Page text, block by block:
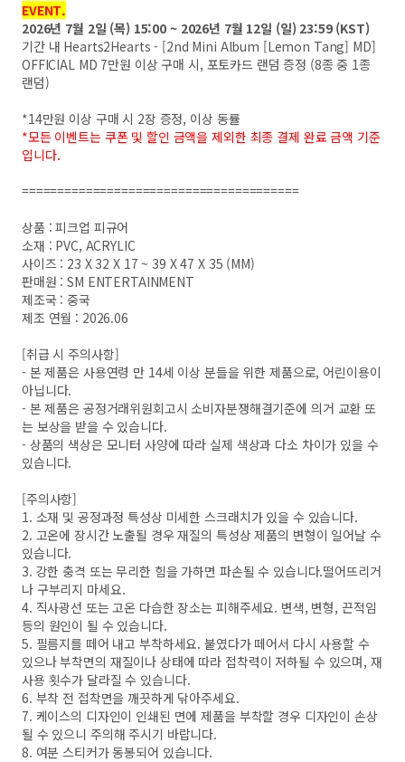
EVENT.
2026년 7월 2일 (목) 15:00 ~ 2026년 7월 12일 (일) 23:59 (KST)
기간 내 Hearts2Hearts - [2nd Mini Album [Lemon Tang] MD]
OFFICIAL MD 7만원 이상 구매 시, 포토카드 랜덤 증정 (8종 중 1종
랜덤)
*14만원 이상 구매 시 2장 증정, 이상 동률
*모든 이벤트는 쿠폰 및 할인 금액을 제외한 최종 결제 완료 금액 기준
입니다.
=======================================
상품 : 피크업 피규어
소재 : PVC, ACRYLIC
사이즈 : 23 X 32 X 17 ~ 39 X 47 X 35 (MM)
판매원 : SM ENTERTAINMENT
제조국 : 중국
제조 연월 : 2026.06
[취급 시 주의사항]
- 본 제품은 사용연령 만 14세 이상 분들을 위한 제품으로, 어린이용이
아닙니다.
- 본 제품은 공정거래위원회고시 소비자분쟁해결기준에 의거 교환 또
는 보상을 받을 수 있습니다.
- 상품의 색상은 모니터 사양에 따라 실제 색상과 다소 차이가 있을 수
있습니다.
[주의사항]
1. 소재 및 공정과정 특성상 미세한 스크래치가 있을 수 있습니다.
2. 고온에 장시간 노출될 경우 재질의 특성상 제품의 변형이 일어날 수
있습니다.
3. 강한 충격 또는 무리한 힘을 가하면 파손될 수 있습니다.떨어뜨리거
나 구부리지 마세요.
4. 직사광선 또는 고온 다습한 장소는 피해주세요. 변색, 변형, 끈적임
등의 원인이 될 수 있습니다.
5. 필름지를 떼어 내고 부착하세요. 붙였다가 떼어서 다시 사용할 수
있으나 부착면의 재질이나 상태에 따라 접착력이 저하될 수 있으며, 재
사용 횟수가 달라질 수 있습니다.
6. 부착 전 접착면을 깨끗하게 닦아주세요.
7. 케이스의 디자인이 인쇄된 면에 제품을 부착할 경우 디자인이 손상
될 수 있으니 주의해 주시기 바랍니다.
8. 여분 스티커가 동봉되어 있습니다.